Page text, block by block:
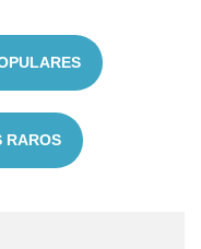
RAROS